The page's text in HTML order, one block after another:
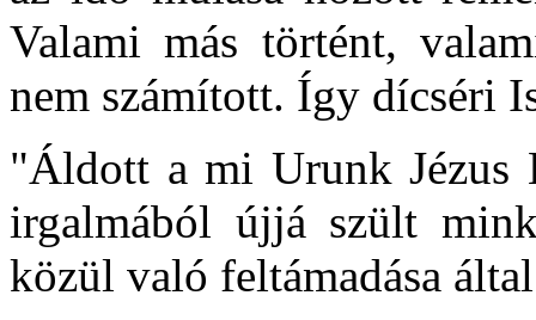
Valami más történt,
nem számított. Így dícséri
"Áldott a mi Urunk Jézus
irgalmából újjá szült
közül való feltámadása